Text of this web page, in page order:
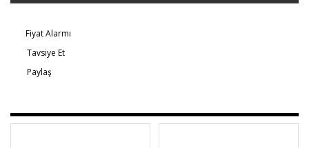
Fiyat Alarmı
Tavsiye Et
Paylaş